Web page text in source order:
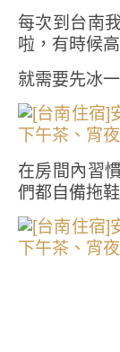
每次到台南
啦，有時候
就需要先冰
在房間內習
們都自備拖